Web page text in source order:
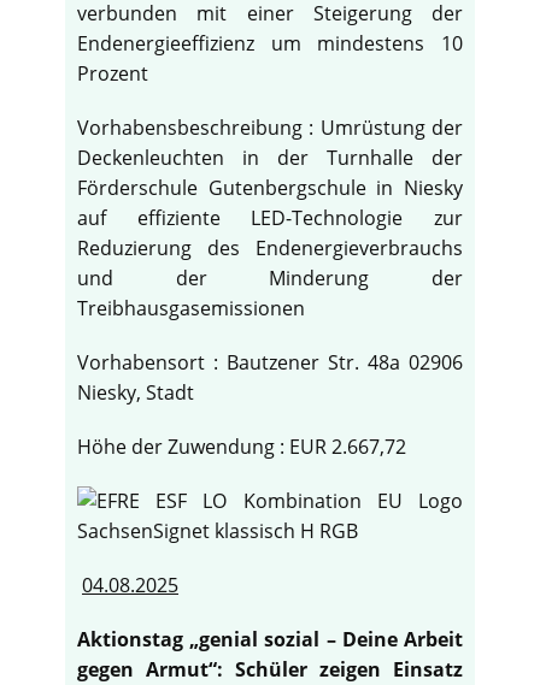
verbunden mit einer Steigerung der
Endenergieeffizienz um mindestens 10
Prozent
Vorhabensbeschreibung : Umrüstung der
Deckenleuchten in der Turnhalle der
Förderschule Gutenbergschule in Niesky
auf effiziente LED-Technologie zur
Reduzierung des Endenergieverbrauchs
und der Minderung der
Treibhausgasemissionen
Vorhabensort : Bautzener Str. 48a 02906
Niesky, Stadt
Höhe der Zuwendung : EUR 2.667,72
04.08.2025
Aktionstag „genial sozial – Deine Arbeit
gegen Armut“: Schüler zeigen Einsatz